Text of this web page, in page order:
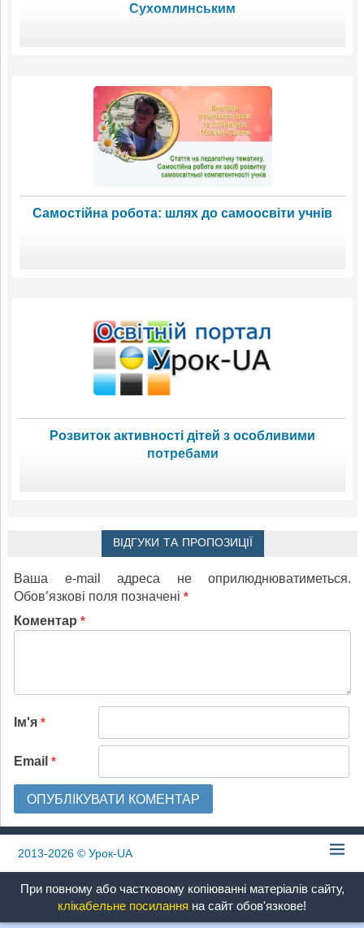
Сухомлинським
Самостійна робота: шлях до самоосвіти учнів
Розвиток активності дітей з особливими
потребами
ВІДГУКИ ТА ПРОПОЗИЦІЇ
Ваша e-mail адреса не оприлюднюватиметься.
Обов’язкові поля позначені *
Коментар *
Ім'я *
Email *
2013-2026© Урок-UA
При повному або частковому копіюванні матеріалів сайту,
клікабельне посилання на сайт обов'язкове!